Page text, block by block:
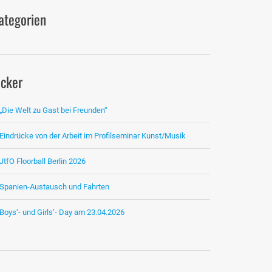
„Die Welt zu Gast bei Freunden“
Eindrücke von der Arbeit im Profilseminar Kunst/Musik
JtfO Floorball Berlin 2026
Spanien-Austausch und Fahrten
Boys‘- und Girls‘- Day am 23.04.2026